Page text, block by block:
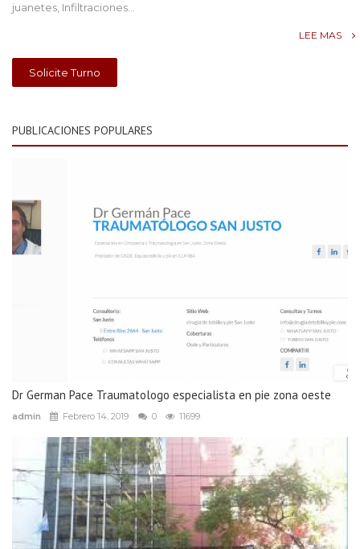
juanetes, Infiltraciones...
LEE MAS
Solicite Turno
PUBLICACIONES POPULARES
Dr German Pace Traumatologo especialista en pie zona oeste
admin Febrero 14, 2019 0 11699